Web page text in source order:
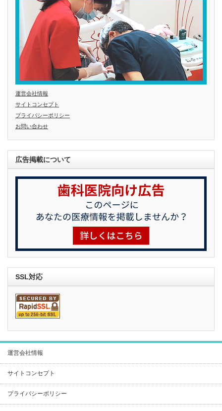
運営会社情報
サイトコンセプト
プライバシーポリシー
お問い合わせ
広告掲載について
SSL対応
運営会社情報
サイトコンセプト
プライバシーポリシー